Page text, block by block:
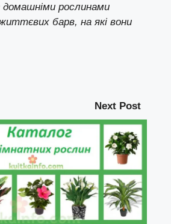
рослинами
барв, на які вони
Next Post